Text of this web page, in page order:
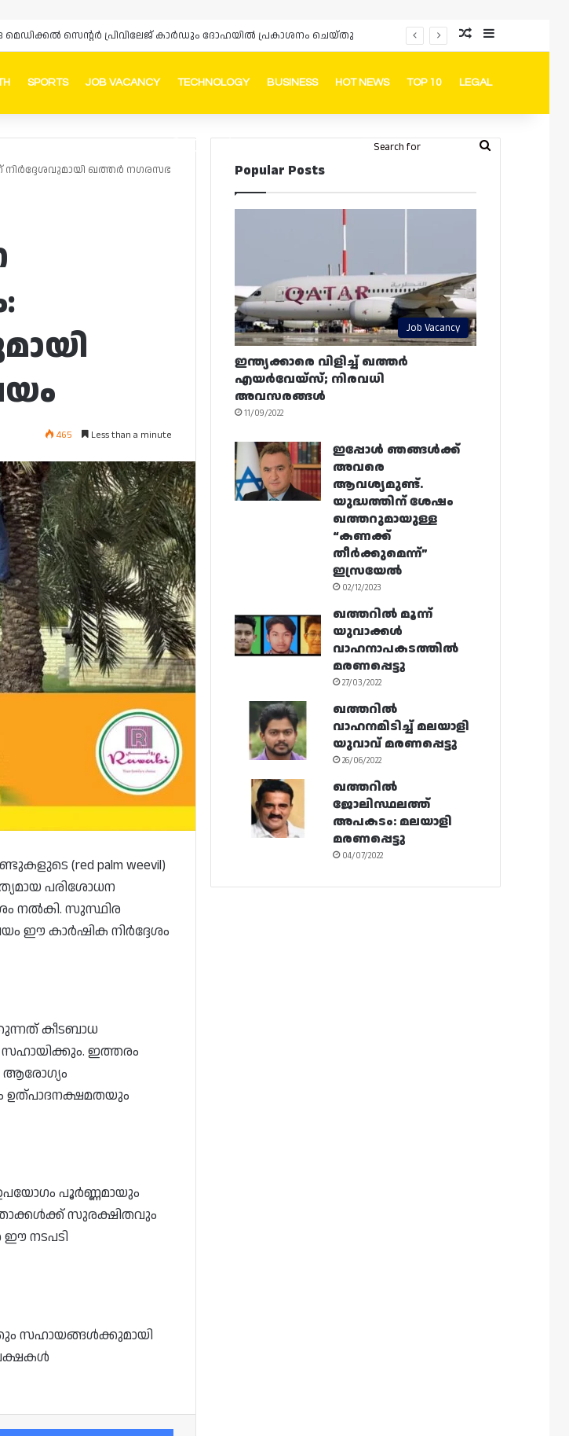
Random Article
Sidebar
SPORTS JOB VACANCY TECHNOLOGY BUSINESS HOT NEWS TOP 10 LEGAL
FacebookInstagram
Telegram
Whatsapp Random Article
Switch skin
Search
ഖത്തർ നഗരസഭ
465 Less than a minute
(red palm weevil)
പരിശോധന
നൽകി. സുസ്ഥിര
ഈ കാർഷിക നിർദ്ദേശം
കീടബാധ
സഹായിക്കും. ഇത്തരം
ആരോഗ്യം
ഉത്പാദനക്ഷമതയും
പൂർണ്ണമായും
സുരക്ഷിതവും
ഈ നടപടി
സഹായങ്ങൾക്കുമായി
Facebook
Popular Posts
Job Vacancy
ഇന്ത്യക്കാരെ വിളിച്ച് ഖത്തർ
എയർവേയ്‌സ്; നിരവധി
അവസരങ്ങൾ
11/09/2022
ഇപ്പോൾ ഞങ്ങൾക്ക്
അവരെ
ആവശ്യമുണ്ട്.
യുദ്ധത്തിന് ശേഷം
ഖത്തറുമായുള്ള
“കണക്ക്
തീർക്കുമെന്ന്”
ഇസ്രയേൽ
02/12/2023
ഖത്തറിൽ മൂന്ന്
യുവാക്കൾ
വാഹനാപകടത്തിൽ
മരണപ്പെട്ടു
27/03/2022
ഖത്തറിൽ
വാഹനമിടിച്ച് മലയാളി
യുവാവ് മരണപ്പെട്ടു
26/06/2022
ഖത്തറിൽ
ജോലിസ്ഥലത്ത്
അപകടം: മലയാളി
മരണപ്പെട്ടു
04/07/2022